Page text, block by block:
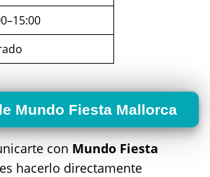
Mundo Fiesta Mallorca
con Mundo Fiesta
hacerlo directamente